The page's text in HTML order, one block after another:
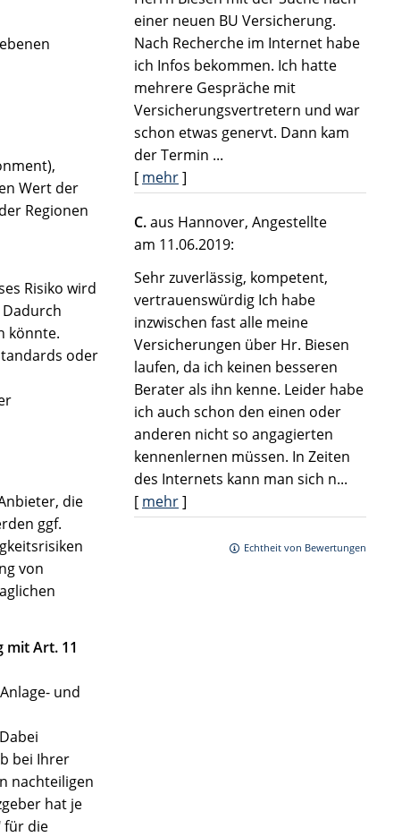
einer neuen BU Versicherung.
Nach Recherche im Internet habe
ich Infos bekommen. Ich hatte
mehrere Gespräche mit
Versicherungsvertretern und war
schon etwas genervt. Dann kam
der Termin ...
[ mehr]
C.aus Hannover, Angestellte
am 11.06.2019:
Sehr zuverlässig, kompetent,
vertrauenswürdig Ich habe
inzwischen fast alle meine
Versicherungen über Hr. Biesen
laufen, da ich keinen besseren
Berater als ihn kenne. Leider habe
ich auch schon den einen oder
anderen nicht so angagierten
kennenlernen müssen. In Zeiten
des Internets kann man sich n...
[ mehr]
Echtheit von Bewertungen
Wert der
Regionen
Risiko wird
könnte.
oder
die
ggf.
von
mit Art. 11
und
bei Ihrer
nachteiligen
hat je
für die